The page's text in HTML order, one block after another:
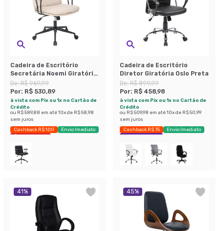
Cadeira de Escritório
Secretária Noemi Giratória
Bege
De:R$ 969,99
Por: R$ 530,89
à vista com Pix ou 1x no Cartão de
Crédito
ou R$ 589,88 em até10x de R$ 58,98
sem juros
Cashback R$ 100
Envio Imediato
Últimas peças
Cadeira de Escritório
Diretor Giratória Oslo Preta
De:R$ 899,99
Por: R$ 458,98
à vista com Pix ou 1x no Cartão de
Crédito
ou R$ 509,98 em até10x de R$ 50,99
sem juros
Cashback R$ 75
Envio Imediato
Exclusivo Mobly
41% 45%